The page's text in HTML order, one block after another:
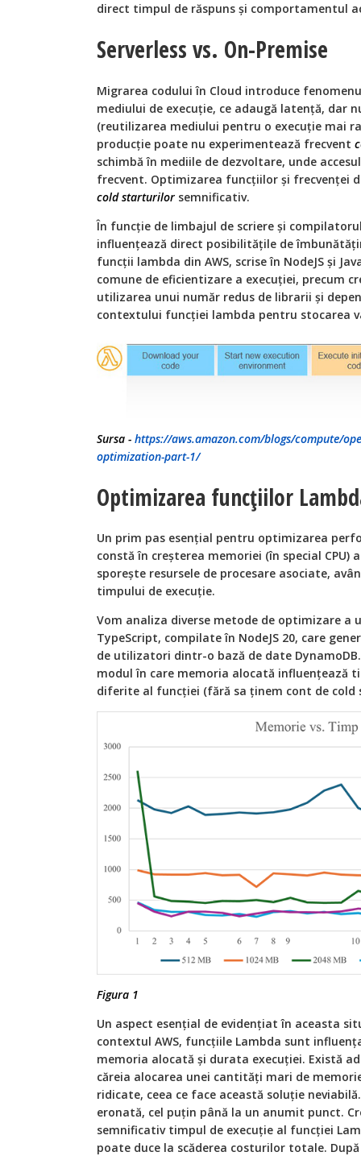
direct timpul de răspuns și comportamentul
Serverless vs. On-Premise
Migrarea codului în Cloud introduce
mediului de execuție, ce adaugă latență, dar
(reutilizarea mediului pentru o execuție mai
producție poate nu experimentează frecvent
schimbă în mediile de dezvoltare, unde
frecvent. Optimizarea funcțiilor și frecvenței
cold starturilor semnificativ.
În funcție de limbajul de scriere și
influențează direct posibilitățile de
funcții lambda din AWS, scrise în NodeJS și
comune de eficientizare a execuției, precum
utilizarea unui număr redus de librarii și
contextului funcției lambda pentru stocarea
Sursa - https://aws.amazon.com/blogs/compute/
optimization-part-1/
Optimizarea funcțiilor
Un prim pas esențial pentru optimizarea
constă în creșterea memoriei (în special CPU)
sporește resursele de procesare asociate,
timpului de execuție.
Vom analiza diverse metode de optimizare a
TypeScript, compilate în NodeJS 20, care
de utilizatori dintr-o bază de date
modul în care memoria alocată influențează
diferite al funcției (fără sa ținem cont de cold
Figura 1
Un aspect esențial de evidențiat în aceasta
contextul AWS, funcțiile Lambda sunt
memoria alocată și durata execuției. Există
căreia alocarea unei cantități mari de
ridicate, ceea ce face această soluție
eronată, cel puțin până la un anumit punct.
semnificativ timpul de execuție al funcției
poate duce la scăderea costurilor totale.